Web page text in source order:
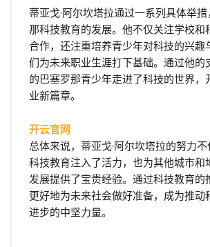
蒂亚戈·阿尔坎塔拉通过一系列具体举
那科技教育的发展。他不仅关注学校和
合作，还注重培养青少年对科技的兴趣
们为未来职业生涯打下基础。通过他的
的巴塞罗那青少年走进了科技的世界，
业新篇章。
开云官网
总体来说，蒂亚戈·阿尔坎塔拉的努力
科技教育注入了活力，也为其他城市和
发展提供了宝贵经验。通过科技教育的
更好地为未来社会做好准备，成为推动
进步的中坚力量。